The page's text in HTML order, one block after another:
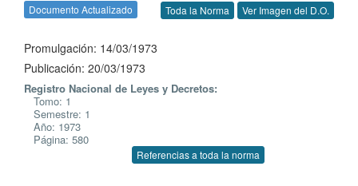
Documento Actualizado Toda la Norma Ver Imagen del D.O.
Promulgación: 14/03/1973
Publicación: 20/03/1973
Registro Nacional de Leyes y Decretos:
Tomo: 1
Semestre: 1
Año: 1973
Página: 580
Referencias a toda la norma